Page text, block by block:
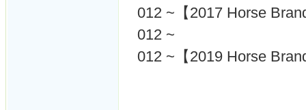
012 ~【2017 Horse
012 ~
012 ~【2019 Horse